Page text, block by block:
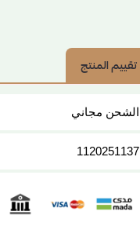
تقييم المنتج
الشحن مجاني
1120251137